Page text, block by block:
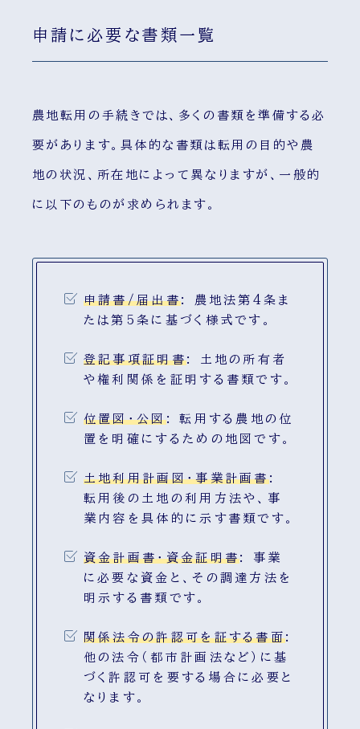
申請に必要な書類一覧
農地転用の手続きでは、多くの書類を準備する必
要があります。具体的な書類は転用の目的や農
地の状況、所在地によって異なりますが、一般的
に以下のものが求められます。
申請書/届出書:
農地法第4条ま
たは第5条に基づく様式です。
登記事項証明書:
土地の所有者
や権利関係を証明する書類です。
位置図・公図:
転用する農地の位
置を明確にするための地図です。
土地利用計画図・事業計画書:
転用後の土地の利用方法や、事
業内容を具体的に示す書類です。
資金計画書・資金証明書:
事業
に必要な資金と、その調達方法を
明示する書類です。
関係法令の許認可を証する書面:
他の法令（都市計画法など）に基
づく許認可を要する場合に必要と
なります。